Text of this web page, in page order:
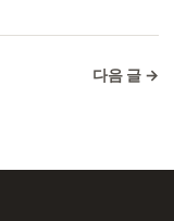
다음 글 →